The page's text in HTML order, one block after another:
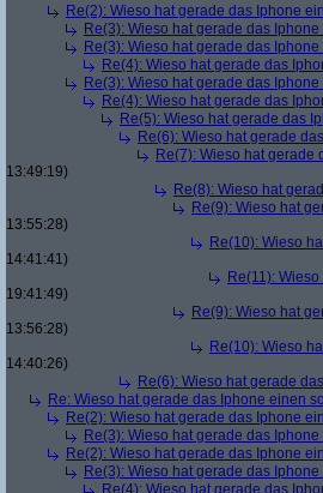
Re(2): Wieso hat gerade das Iphone
Re(3): Wieso hat gerade das
Re(3): Wieso hat gerade das
Re(4): Wieso hat gerade das
Re(3): Wieso hat gerade das
Re(4): Wieso hat gerade das
Re(5): Wieso hat gerade das
Re(6): Wieso hat gerade
Re(7): Wieso hat gerade
13:49:19)
Re(8): Wieso hat
Re(9): Wieso hat
13:55:28)
Re(10): Wieso
14:41:41)
Re(11):
19:41:49)
Re(9): Wieso hat
13:56:28)
Re(10): Wieso
14:40:26)
Re(6): Wieso hat gerade
Re: Wieso hat gerade das Iphone einen
Re(2): Wieso hat gerade das Iphone
Re(3): Wieso hat gerade das
Re(2): Wieso hat gerade das Iphone
Re(3): Wieso hat gerade das
Re(4): Wieso hat gerade das